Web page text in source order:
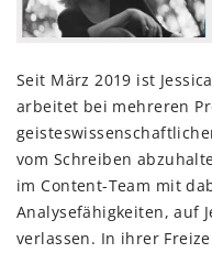
Seit März 2019 ist
arbeitet bei mehreren
vom Schreiben
im Content-Team mit
Analysefähigkeiten, auf
verlassen. In ihrer